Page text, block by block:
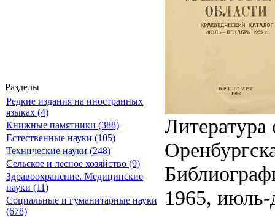
Разделы
Редкие издания на иностранных
языках (4)
Книжные памятники (388)
Естественные науки (105)
Технические науки (248)
Сельское и лесное хозяйство (9)
Здравоохранение. Медицинские
науки (11)
Социальные и гуманитарные науки
(678)
Литература
1965, июль-